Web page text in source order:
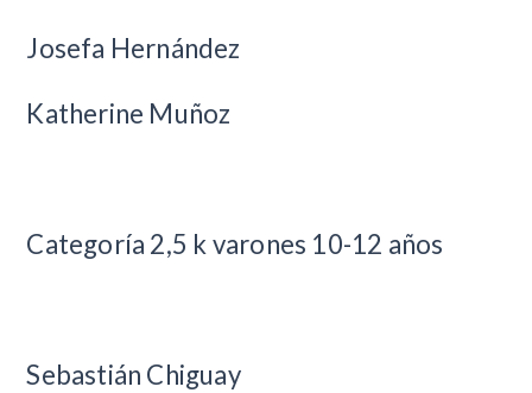
Josefa Hernández
Katherine Muñoz
Categoría 2,5 k varones 10-12 años
Sebastián Chiguay